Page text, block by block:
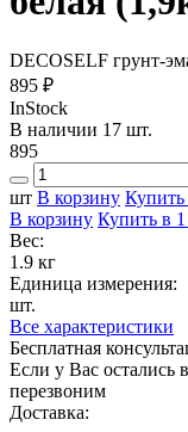
DECOSELF грунт-
895 ₽
InStock
В наличии 17 шт.
895
шт В корзину Купить
В корзину Купить в
Вес:
1.9 кг
Единица измерения:
шт.
Все характеристики
Бесплатная
Если у Вас остались
перезвоним
Доставка: